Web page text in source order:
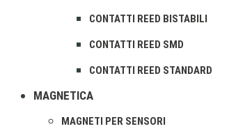
CONTATTI REED BISTABILI
CONTATTI REED SMD
CONTATTI REED STANDARD
MAGNETICA
MAGNETI PER SENSORI